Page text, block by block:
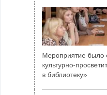
Мероприятие было
культурно-
в библиотеку»